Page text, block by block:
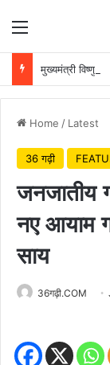
Menu
Home / Latest
36 गढ़ी
जनजातीय
नए आयाम
साय
36गढ़ी.COM